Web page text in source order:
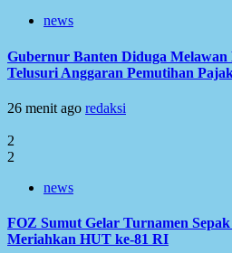
news
Gubernur Banten Diduga
Telusuri Anggaran Pemutihan
26 menit ago redaksi
2
2
news
FOZ Sumut Gelar Turnamen
Meriahkan HUT ke-81 RI